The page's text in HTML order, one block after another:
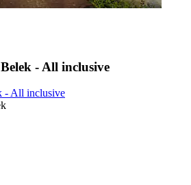
- All inclusive
All inclusive